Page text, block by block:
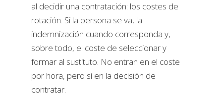
al decidir una contratación: los costes de
rotación. Si la persona se va, la
indemnización cuando corresponda y,
sobre todo, el coste de seleccionar y
formar al sustituto. No entran en el coste
por hora, pero sí en la decisión de
contratar.